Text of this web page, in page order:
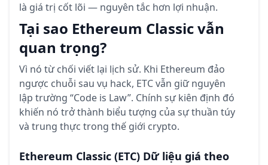
là giá trị cốt lõi — nguyên tắc hơn lợi nhuận.
Tại sao Ethereum Classic vẫn
quan trọng?
Vì nó từ chối viết lại lịch sử. Khi Ethereum đảo
ngược chuỗi sau vụ hack, ETC vẫn giữ nguyên
lập trường “Code is Law”. Chính sự kiên định đó
khiến nó trở thành biểu tượng của sự thuần túy
và trung thực trong thế giới crypto.
Ethereum Classic (ETC) Dữ liệu giá theo